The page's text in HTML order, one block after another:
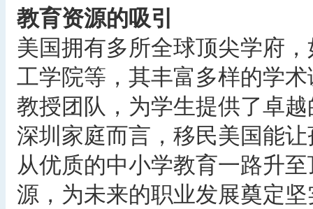
教育资源的吸引
美国拥有多所全球顶尖学府
工学院等，其丰富多样的学
教授团队，为学生提供了卓
深圳家庭而言，移民美国能
从优质的中小学教育一路升
源，为未来的职业发展奠定